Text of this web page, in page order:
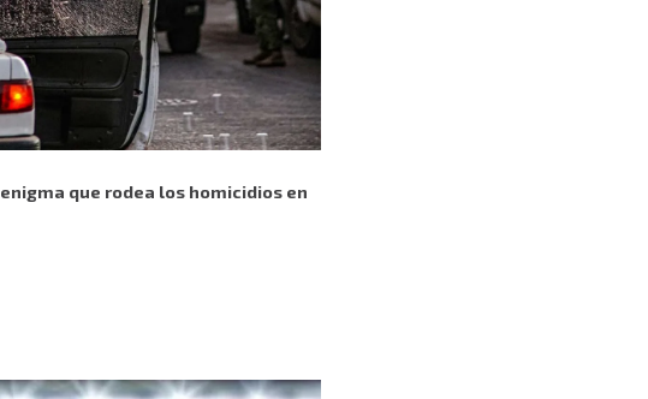
que rodea los homicidios en